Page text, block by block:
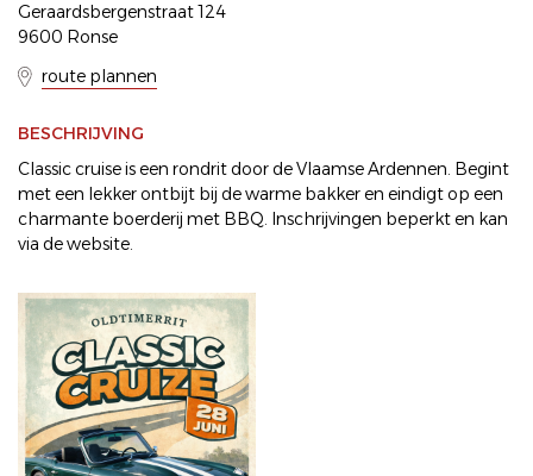
Geraardsbergenstraat 124
9600 Ronse
route plannen
BESCHRIJVING
Classic cruise is een rondrit door de Vlaamse Ardennen. Begint
met een lekker ontbijt bij de warme bakker en eindigt op een
charmante boerderij met BBQ. Inschrijvingen beperkt en kan
via de website.